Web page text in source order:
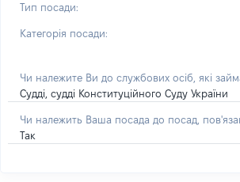
Тип посади:
Категорія посади:
Чи належите Ви до службових осіб, які
Судді, судді Конституційного Суду України
Чи належить Ваша посада до посад,
Так